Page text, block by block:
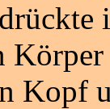
Kopf